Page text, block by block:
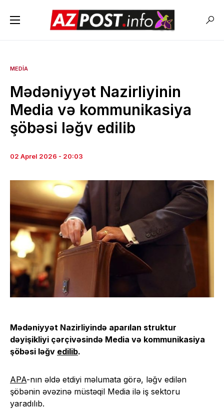
MEDIA
Mədəniyyət Nazirliyinin
Media və kommunikasiya
şöbəsi ləğv edilib
02 Aprel 2026 - 20:03
Mədəniyyət Nazirliyində aparılan struktur
dəyişikliyi çərçivəsində Media və kommunikasiya
şöbəsi ləğv edilib.
APA-nın əldə etdiyi məlumata görə, ləğv edilən
şöbənin əvəzinə müstəqil Media ilə iş sektoru
yaradılıb.